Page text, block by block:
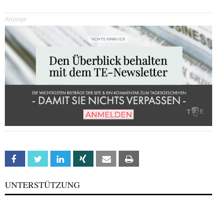
Anzeige
Facebook Twitter Linkedin Xing Email
UNTERSTÜTZUNG